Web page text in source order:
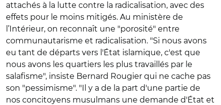
attachés à la lutte contre la radicalisation, avec des
effets pour le moins mitigés. Au ministère de
l’Intérieur, on reconnaît une "porosité" entre
communautarisme et radicalisation. "Si nous avons
eu tant de départs vers l'État islamique, c'est que
nous avons les quartiers les plus travaillés par le
salafisme", insiste Bernard Rougier qui ne cache pas
son "pessimisme". "Il y a de la part d'une partie de
nos concitoyens musulmans une demande d'État et